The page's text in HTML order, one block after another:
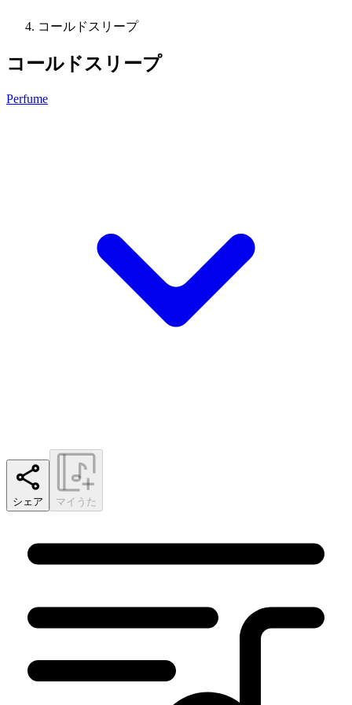
コールドスリープ
コールドスリープ
Perfume
シェア マイうた